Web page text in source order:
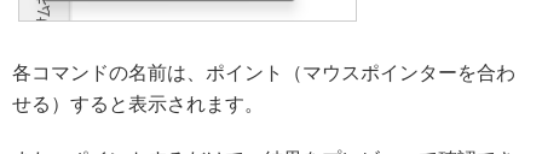
各コマンドの名前は、ポイント（マウスポインターを合わ
せる）すると表示されます。